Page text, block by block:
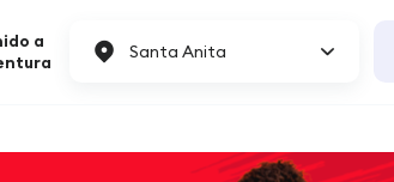
a
Santa Anita